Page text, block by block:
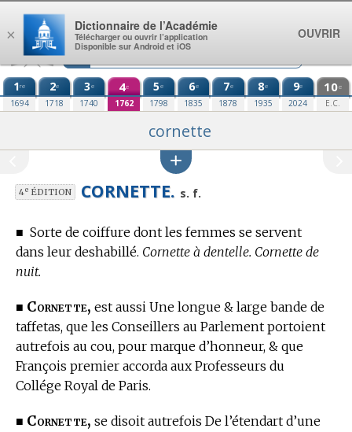
Aller au contenu
1re
1694
2e
1718
3e
1740
4e
1762
5e
1798
6e
1835
7e
1878
8e
1935
9e
2024
10e
E.C.
cornette
4eÉDITION CORNETTE. s. f.
■ Sorte de coiffure dont les femmes se servent
dans leur deshabillé. Cornette à dentelle. Cornette de
nuit.
■ Cornette, est aussi Une longue & large bande de
taffetas, que les Conseillers au Parlement portoient
autrefois au cou, pour marque d’honneur, & que
François premier accorda aux Professeurs du
Collége Royal de Paris.
■ Cornette, se disoit autrefois De l’étendart d’une
×
Dictionnaire de l’Académie
Télécharger ou ouvrir l’application
Disponible sur Android et iOS
OUVRIR